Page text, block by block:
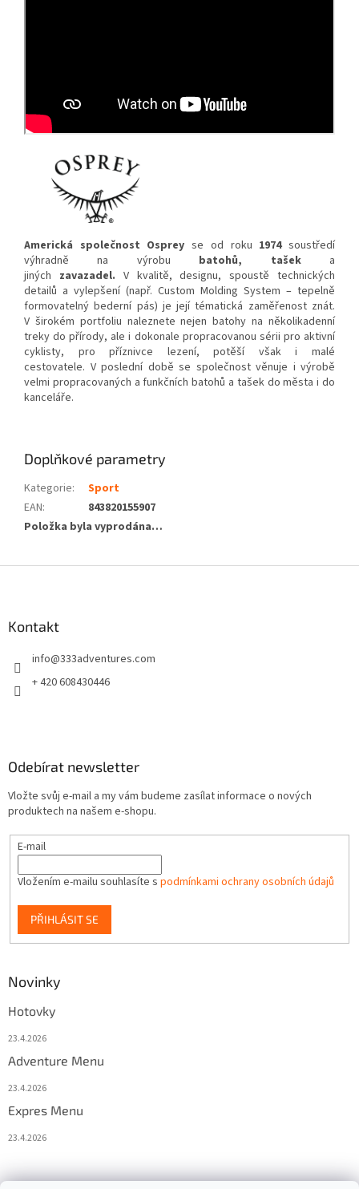
Americká společnost Osprey se od roku 1974soustředí
výhradně na výrobu
batohů, tašek
a
jiných zavazadel. V kvalitě, designu, spoustě technických
detailů a vylepšení (např. Custom Molding System – tepelně
formovatelný bederní pás) je její tématická zaměřenost znát.
V širokém portfoliu naleznete nejen batohy na několikadenní
treky do přírody, ale i dokonale propracovanou sérii pro aktivní
cyklisty, pro příznivce lezení, potěší však i malé
cestovatele. V poslední době se společnost věnuje i výrobě
velmi propracovaných a funkčních batohů a tašek do města i do
kanceláře.
Doplňkové parametry
Kategorie:
Sport
EAN:
843820155907
Položka byla vyprodána…
Kontakt
info@333adventures.com
+ 420 608430446
Odebírat newsletter
Vložte svůj e-mail a my vám budeme zasílat informace o nových
produktech na našem e-shopu.
E-mail
Vložením e-mailu souhlasíte s podmínkami ochrany osobních údajů
PŘIHLÁSIT SE
Novinky
Hotovky
23.4.2026
Adventure Menu
23.4.2026
Expres Menu
23.4.2026